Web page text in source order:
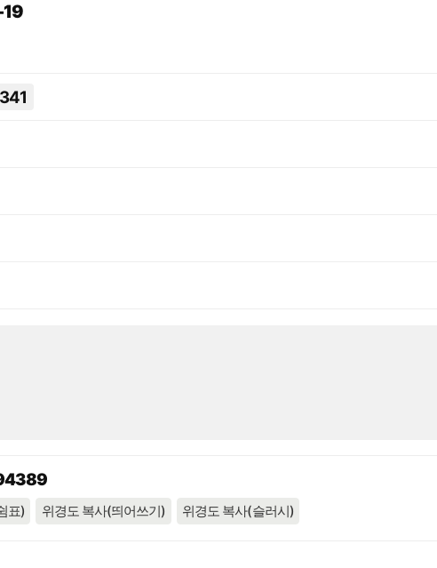
19
표) 위경도 복사(띄어쓰기) 위경도 복사(슬러시)